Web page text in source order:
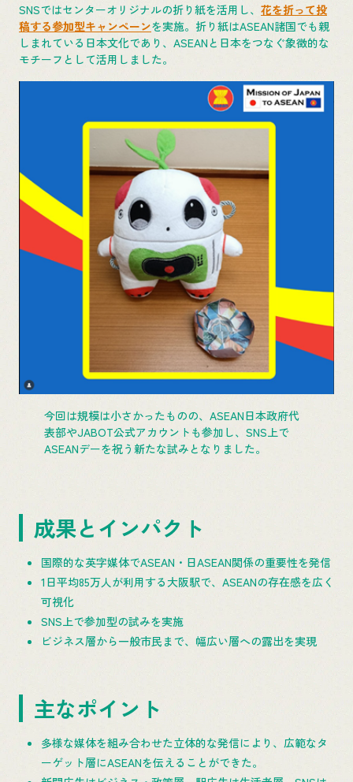
SNSではセンターオリジナルの折り紙を活用し、 花を折って投
稿する参加型キャンペーンを実施。折り紙はASEAN諸国でも親
しまれている日本文化であり、ASEANと日本をつなぐ象徴的な
モチーフとして活用しました。
今回は規模は小さかったものの、ASEAN日本政府代
表部やJABOT公式アカウントも参加し、SNS上で
ASEANデーを祝う新たな試みとなりました。
成果とインパクト
国際的な英字媒体でASEAN・日ASEAN関係の重要性を発信
1日平均85万人が利用する大阪駅で、ASEANの存在感を広く
可視化
SNS上で参加型の試みを実施
ビジネス層から一般市民まで、幅広い層への露出を実現
主なポイント
多様な媒体を組み合わせた立体的な発信により、広範なタ
ーゲット層にASEANを伝えることができた。